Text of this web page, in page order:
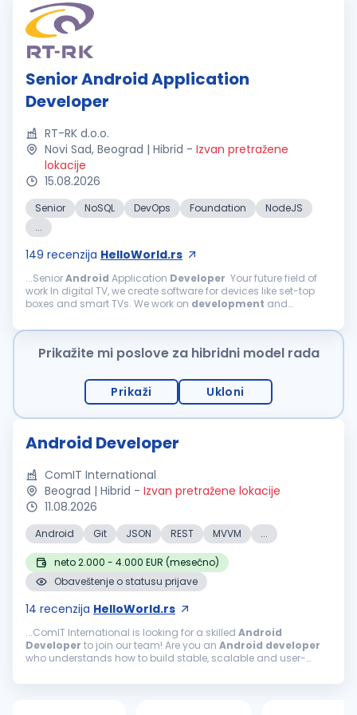
Senior Android Application
Developer
RT-RK d.o.o.
Novi Sad, Beograd | Hibrid - Izvan pretražene
lokacije
15.08.2026
Senior NoSQL DevOps Foundation
NodeJS
...
149 recenzija HelloWorld.rs
...SeniorAndroid Application Developer
work In digital TV, we create software for devices like set-top
boxes and smart TVs. We work on development and
AndroidTV, Linux...
Prikažite mi poslove za hibridni model rada
Prikaži Ukloni
Android Developer
ComIT International
Beograd | Hibrid - Izvan pretražene lokacije
11.08.2026
Android Git JSON REST MVVM ...
neto 2.000 - 4.000 EUR (mesečno)
Obaveštenje o statusu prijave
14 recenzija HelloWorld.rs
...ComIT International is looking for a skilled Android
Developer to join our team! Are you an Android developer
who understands how to build stable, scalable and user-
Android